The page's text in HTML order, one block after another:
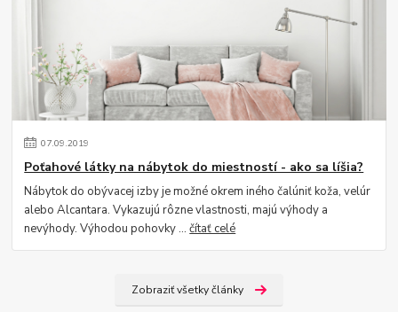
07.09.2019
Poťahové látky na nábytok do miestností - ako sa líšia?
Nábytok do obývacej izby je možné okrem iného čalúniť koža, velúr
alebo Alcantara. Vykazujú rôzne vlastnosti, majú výhody a
nevýhody. Výhodou pohovky ...čítať celé
Zobraziť všetky články